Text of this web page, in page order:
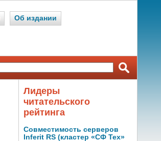
Об издании
Лидеры
читательского
рейтинга
Совместимость серверов
Inferit RS (кластер «СФ Тех»